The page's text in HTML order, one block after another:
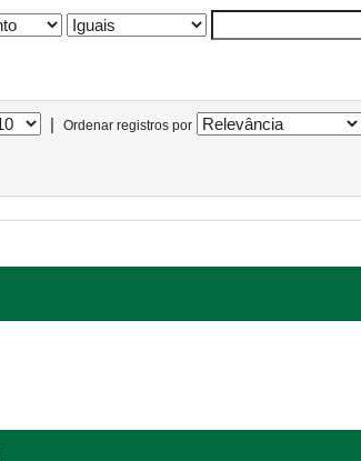
| Ordenar registros por